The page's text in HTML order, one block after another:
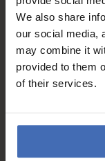
We also share
our social media,
may combine it
provided to them
of their services.